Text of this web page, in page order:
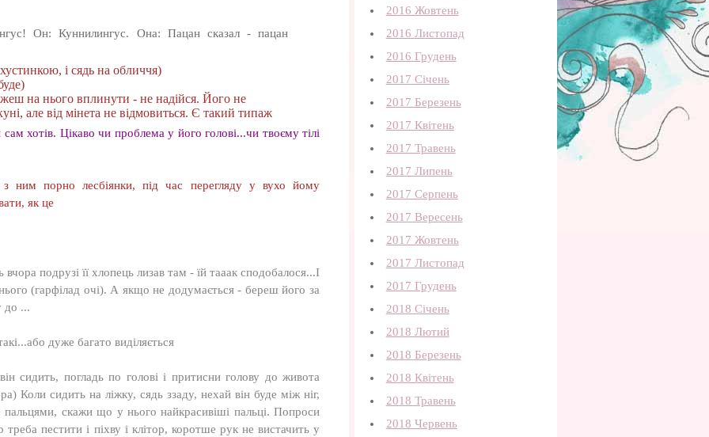
Он: Куннилингус. Она: Пацан сказал - пацан
і сядь на обличчя)
на нього вплинути - не надійся. Його не
але від мінета не відмовиться. Є такий типаж
хотів. Цікаво чи проблема у його голові...чи твоєму тілі
ним порно лесбіянки, під час перегляду у вухо йому
як це
подрузі її хлопець лизав там - їй тааак сподобалося...І
(гарфілад очі). А якщо не додумається - береш його за
до ...
дуже багато виділяється
сидить, погладь по голові і притисни голову до живота
Коли сидить на ліжку, сядь ззаду, нехай він буде між ніг,
скажи що у нього найкрасивіші пальці. Попроси
пестити і піхву і клітор, коротше рук не вистачить у
2016 Жовтень
2016 Листопад
2016 Грудень
2017 Січень
2017 Березень
2017 Квітень
2017 Травень
2017 Липень
2017 Серпень
2017 Вересень
2017 Жовтень
2017 Листопад
2017 Грудень
2018 Січень
2018 Лютий
2018 Березень
2018 Квітень
2018 Травень
2018 Червень